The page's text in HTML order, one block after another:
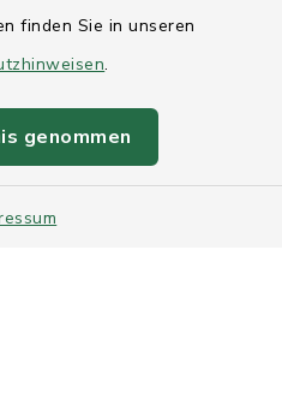
finden Sie in unseren
.
genommen